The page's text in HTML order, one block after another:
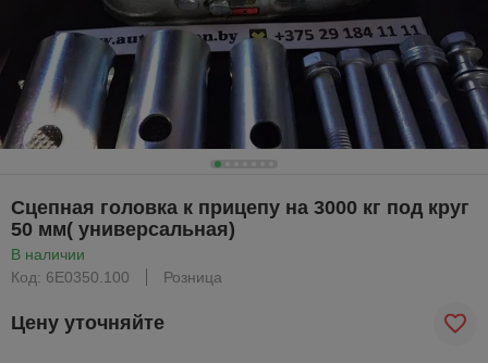
Сцепная головка к прицепу на 3000 кг под круг
50 мм( универсальная)
В наличии
Код: 6Е0350.100
Розница
Цену уточняйте